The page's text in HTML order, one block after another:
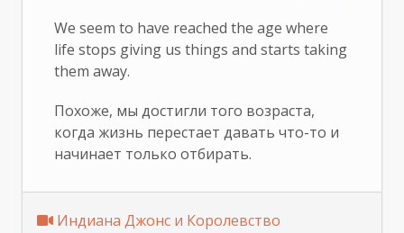
We seem to have reached the age where
life stops giving us things and starts taking
them away.
Похоже, мы достигли того возраста,
когда жизнь перестает давать что-то и
начинает только отбирать.
Индиана Джонс и Королевство